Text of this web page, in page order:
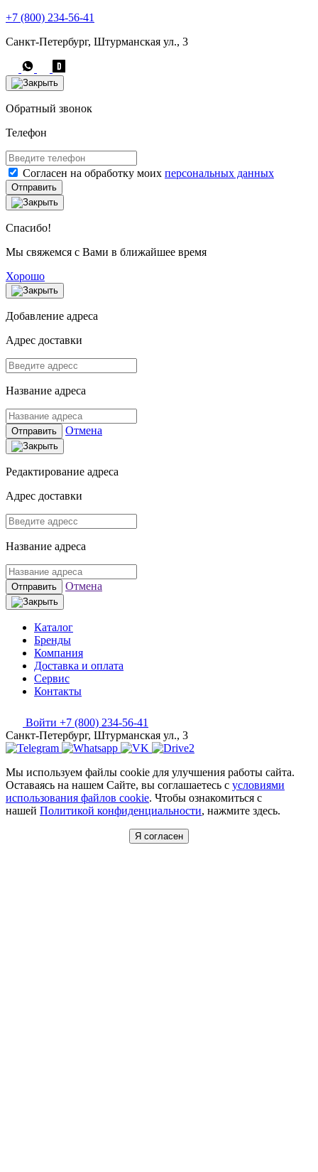
+7 (800) 234-56-41
Санкт-Петербург, Штурманская ул., 3
Обратный звонок
Телефон
Согласен на обработку моих персональных данных
Отправить
Спасибо!
Мы свяжемся с Вами в ближайшее время
Хорошо
Добавление адреса
Адрес доставки
Название адреса
Отправить Отмена
Редактирование адреса
Адрес доставки
Название адреса
Отправить Отмена
Каталог
Бренды
Компания
Доставка и оплата
Сервис
Контакты
Войти +7 (800) 234-56-41
Санкт-Петербург, Штурманская ул., 3
Мы используем файлы cookie для улучшения работы сайта.
Оставаясь на нашем Сайте, вы соглашаетесь с условиями
использования файлов cookie. Чтобы ознакомиться с
нашей Политикой конфиденциальности, нажмите здесь.
Я согласен